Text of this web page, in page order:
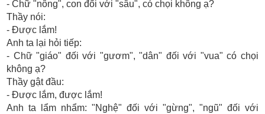
- Chữ "nông", con đối với "sâu", có chọi không ạ?
Thầy nói:
- Ðược lắm!
Anh ta lại hỏi tiếp:
- Chữ "giáo" đối với "gươm", "dân" đối với "vua" có chọi
không ạ?
Thầy gật đầu:
- Ðược lắm, được lắm!
Anh ta lẩm nhẩm: "Nghệ" đối với "gừng", "ngũ" đối với